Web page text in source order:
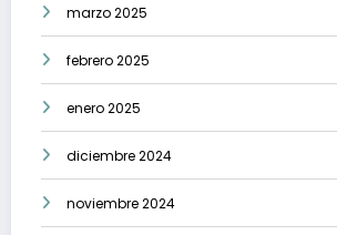
marzo 2025
febrero 2025
enero 2025
diciembre 2024
noviembre 2024